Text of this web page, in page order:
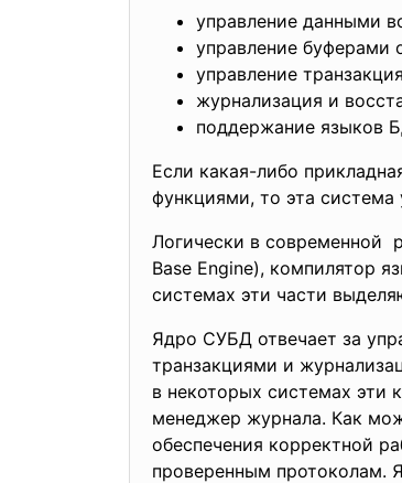
управление данными
управление буферами
управление
журнализация и
поддержание языков
Если какая-либо
функциями, то эта
Логически в современной
Base Engine), компилятор
системах эти части
Ядро СУБД отвечает за
транзакциями и
в некоторых системах эти
менеджер журнала. Как
обеспечения корректной
проверенным протоколам.